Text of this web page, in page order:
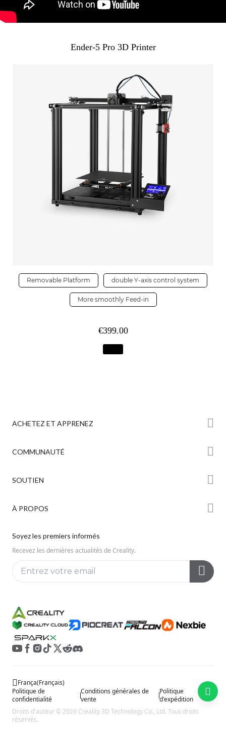
Ender-5 Pro 3D Printer
Removable Platform double Y-axis control system
More smoothly Feed-in
€399.00
ACHETEZ ET APPRENEZ
Série Hi
COMMUNAUTÉ
Discord
Open Source
SOUTIEN
Centre d’Aide
Centre Vidéo
Service Après-Vente
À PROPOS
Contactez-nous
Soyez les premiers informés
Recevez les dernières actualités de Creality.
Politique de
confidentialité
Conditions générales de
vente
Politique
d'expédition
França(Français)
Droits d'auteur © 2026 Creality 3D Technology Co., Ltd. Tous droits
réservés.